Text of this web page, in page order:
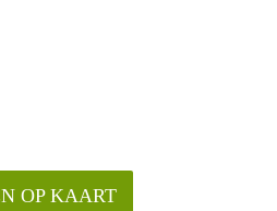
OP KAART